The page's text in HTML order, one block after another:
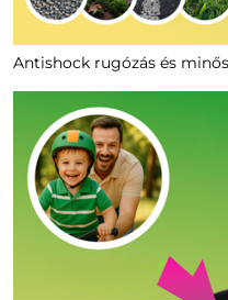
Antishock rugózás és